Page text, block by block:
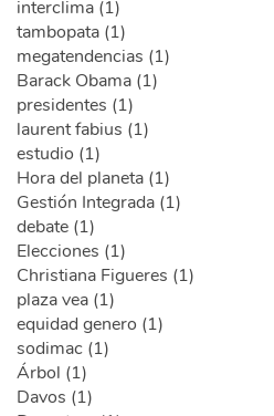
interclima (1)
tambopata (1)
megatendencias (1)
Barack Obama (1)
presidentes (1)
laurent fabius (1)
estudio (1)
Hora del planeta (1)
Gestión Integrada (1)
debate (1)
Elecciones (1)
Christiana Figueres (1)
plaza vea (1)
equidad genero (1)
sodimac (1)
Árbol (1)
Davos (1)